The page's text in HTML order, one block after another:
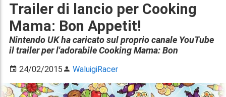
Trailer di lancio per Cooking
Mama: Bon Appetit!
Nintendo UK ha caricato sul proprio canale YouTube
il trailer per l'adorabile Cooking Mama: Bon
24/02/2015 WaluigiRacer